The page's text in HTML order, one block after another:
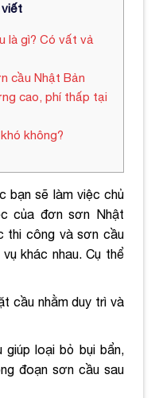
viết
là gì? Có vất vả
cầu Nhật Bản
cao, phí thấp tại
không?
bạn sẽ làm việc chủ
của đơn sơn Nhật
thi công và sơn cầu
khác nhau. Cụ thể
cầu nhằm duy trì và
loại bỏ bụi bẩn,
đoạn sơn cầu sau